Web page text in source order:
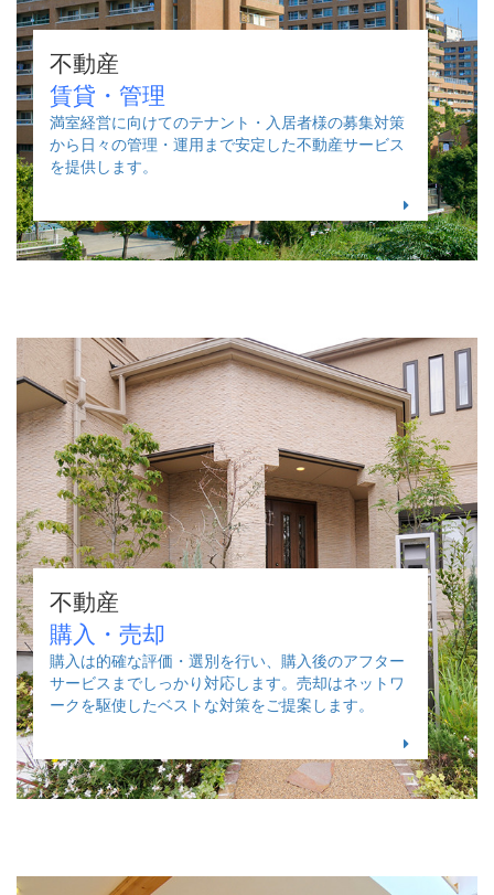
不動産
賃貸・管理
満室経営に向けてのテナント・入居者様の募集対策
から日々の管理・運用まで安定した不動産サービス
を提供します。
不動産
購入・売却
購入は的確な評価・選別を行い、購入後のアフター
サービスまでしっかり対応します。売却はネットワ
ークを駆使したベストな対策をご提案します。